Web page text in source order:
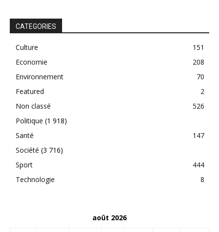
CATEGORIES
Culture
151
Economie
208
Environnement
70
Featured
2
Non classé
526
Politique (1 918)
Santé
147
Société (3 716)
Sport
444
Technologie
8
août 2026